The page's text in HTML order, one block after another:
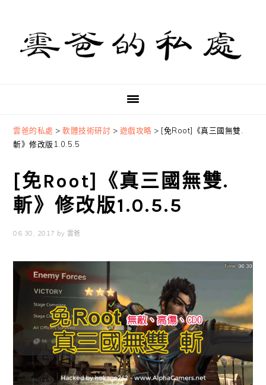
primary
navigation
content
primary
sidebar
雲爸的私處 >軟體技術研討 > 遊戲攻略 > [免Root]《真三國無雙.
斬》修改版1.0.5.5
[免Root]《真三國無雙.
斬》修改版1.0.5.5
06 30, 2017 by 雲爸